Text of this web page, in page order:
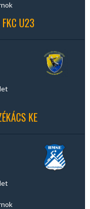
FKC U23
KE